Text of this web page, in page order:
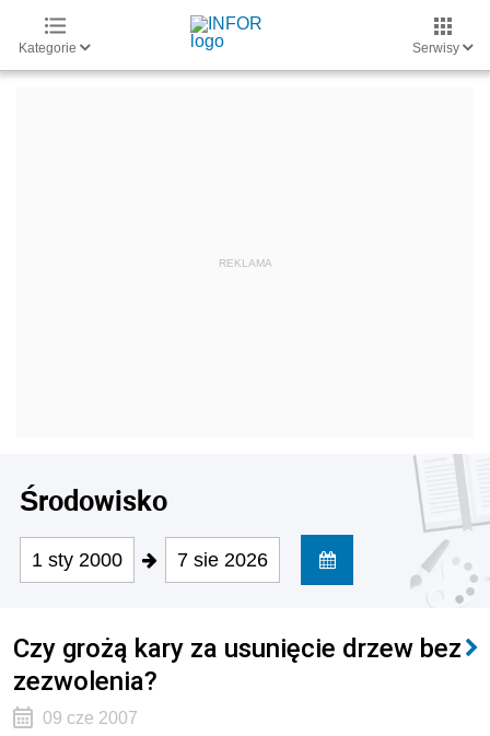
Kategorie Serwisy
Środowisko
1 sty 2000 7 sie 2026
Czy grożą kary za usunięcie drzew bez
zezwolenia?
09 cze 2007